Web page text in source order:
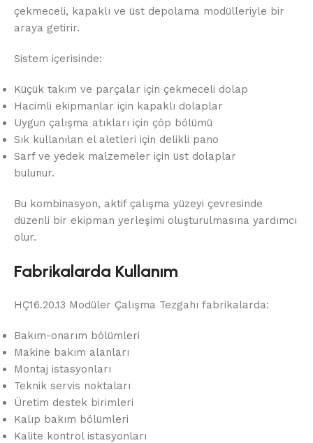
çekmeceli, kapaklı ve üst depolama modülleriyle bir
araya getirir.
Sistem içerisinde:
Küçük takım ve parçalar için çekmeceli dolap
Hacimli ekipmanlar için kapaklı dolaplar
Uygun çalışma atıkları için çöp bölümü
Sık kullanılan el aletleri için delikli pano
Sarf ve yedek malzemeler için üst dolaplar
bulunur.
Bu kombinasyon, aktif çalışma yüzeyi çevresinde
düzenli bir ekipman yerleşimi oluşturulmasına yardımcı
olur.
Fabrikalarda Kullanım
HÇ16.20.13 Modüler Çalışma Tezgahı fabrikalarda:
Bakım-onarım bölümleri
Makine bakım alanları
Montaj istasyonları
Teknik servis noktaları
Üretim destek birimleri
Kalıp bakım bölümleri
Kalite kontrol istasyonları